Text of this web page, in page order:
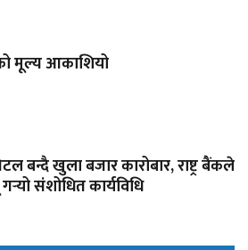
मूल्य आकाशियो
बन्दै खुला बजार कारोबार, राष्ट्र बैंकले
संशोधित कार्यविधि